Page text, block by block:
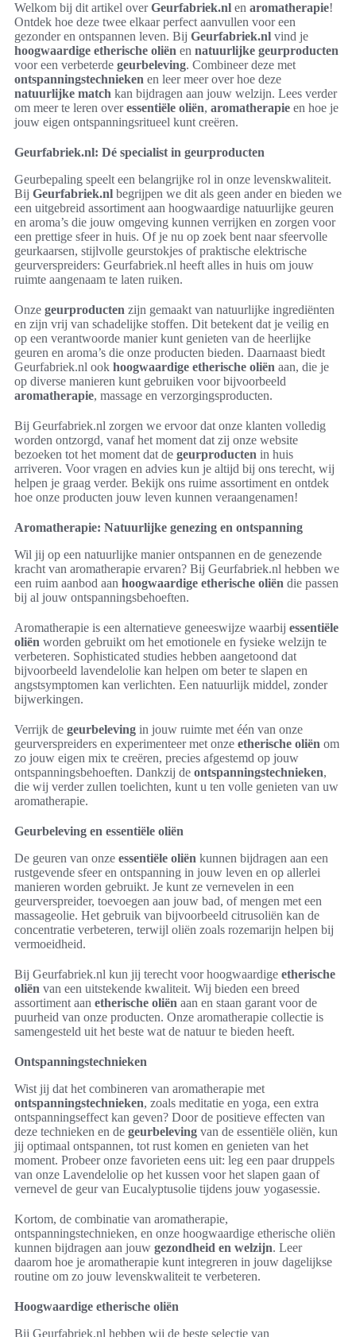
Welkom bij dit artikel overGeurfabriek.nl en aromatherapie!
Ontdek hoe deze twee elkaar perfect aanvullen voor een
gezonder en ontspannen leven. Bij Geurfabriek.nl vind je
hoogwaardige etherische oliën en natuurlijke geurproducten
voor een verbeterde geurbeleving. Combineer deze met
ontspanningstechnieken en leer meer over hoe deze
natuurlijke match kan bijdragen aan jouw welzijn. Lees verder
om meer te leren overessentiële oliën, aromatherapie en hoe je
jouw eigen ontspanningsritueel kunt creëren.
Geurfabriek.nl: Dé specialist in geurproducten
Geurbepaling speelt een belangrijke rol in onze levenskwaliteit.
Bij Geurfabriek.nl begrijpen we dit als geen ander en bieden we
een uitgebreid assortiment aan hoogwaardige natuurlijke geuren
en aroma’s die jouw omgeving kunnen verrijken en zorgen voor
een prettige sfeer in huis. Of je nu op zoek bent naar sfeervolle
geurkaarsen, stijlvolle geurstokjes of praktische elektrische
geurverspreiders: Geurfabriek.nl heeft alles in huis om jouw
ruimte aangenaam te laten ruiken.
Onze geurproducten zijn gemaakt van natuurlijke ingrediënten
en zijn vrij van schadelijke stoffen. Dit betekent dat je veilig en
op een verantwoorde manier kunt genieten van de heerlijke
geuren en aroma’s die onze producten bieden. Daarnaast biedt
Geurfabriek.nl ook hoogwaardige etherische oliën aan, die je
op diverse manieren kunt gebruiken voor bijvoorbeeld
aromatherapie, massage en verzorgingsproducten.
Bij Geurfabriek.nl zorgen we ervoor dat onze klanten volledig
worden ontzorgd, vanaf het moment dat zij onze website
bezoeken tot het moment dat de geurproducten in huis
arriveren. Voor vragen en advies kun je altijd bij ons terecht, wij
helpen je graag verder. Bekijk ons ruime assortiment en ontdek
hoe onze producten jouw leven kunnen veraangenamen!
Aromatherapie: Natuurlijke genezing en ontspanning
Wil jij op een natuurlijke manier ontspannen en de genezende
kracht van aromatherapie ervaren? Bij Geurfabriek.nl hebben we
een ruim aanbod aan hoogwaardige etherische oliën die passen
bij al jouw ontspanningsbehoeften.
Aromatherapie is een alternatieve geneeswijze waarbij essentiële
oliën worden gebruikt om het emotionele en fysieke welzijn te
verbeteren. Sophisticated studies hebben aangetoond dat
bijvoorbeeld lavendelolie kan helpen om beter te slapen en
angstsymptomen kan verlichten. Een natuurlijk middel, zonder
bijwerkingen.
Verrijk de geurbeleving in jouw ruimte met één van onze
geurverspreiders en experimenteer met onze etherische oliën om
zo jouw eigen mix te creëren, precies afgestemd op jouw
ontspanningsbehoeften. Dankzij de ontspanningstechnieken,
die wij verder zullen toelichten, kunt u ten volle genieten van uw
aromatherapie.
Geurbeleving en essentiële oliën
De geuren van onze essentiële oliën kunnen bijdragen aan een
rustgevende sfeer en ontspanning in jouw leven en op allerlei
manieren worden gebruikt. Je kunt ze vernevelen in een
geurverspreider, toevoegen aan jouw bad, of mengen met een
massageolie. Het gebruik van bijvoorbeeld citrusoliën kan de
concentratie verbeteren, terwijl oliën zoals rozemarijn helpen bij
vermoeidheid.
Bij Geurfabriek.nl kun jij terecht voor hoogwaardige etherische
oliën van een uitstekende kwaliteit. Wij bieden een breed
assortiment aan etherische oliën aan en staan garant voor de
puurheid van onze producten. Onze aromatherapie collectie is
samengesteld uit het beste wat de natuur te bieden heeft.
Ontspanningstechnieken
Wist jij dat het combineren van aromatherapie met
ontspanningstechnieken, zoals meditatie en yoga, een extra
ontspanningseffect kan geven? Door de positieve effecten van
deze technieken en de geurbeleving van de essentiële oliën, kun
jij optimaal ontspannen, tot rust komen en genieten van het
moment. Probeer onze favorieten eens uit: leg een paar druppels
van onze Lavendelolie op het kussen voor het slapen gaan of
vernevel de geur van Eucalyptusolie tijdens jouw yogasessie.
Kortom, de combinatie van aromatherapie,
ontspanningstechnieken, en onze hoogwaardige etherische oliën
kunnen bijdragen aan jouw gezondheid en welzijn. Leer
daarom hoe je aromatherapie kunt integreren in jouw dagelijkse
routine om zo jouw levenskwaliteit te verbeteren.
Hoogwaardige etherische oliën
Bij Geurfabriek.nl hebben wij de beste selectie van